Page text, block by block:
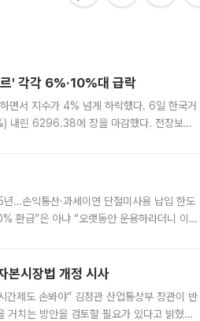
' 각각 6%·10%대 급락
면서 지수가 4% 넘게 하락했다. 6일 한국거
내린 6296.38에 장을 마감했다. 전장보다
…손익통산·과세이연 단절미사용 납입 한도
환급”은 아냐 “오랫동안 운용하라더니 이제
본시장법 개정 시사
제도 손봐야” 김정관 산업통상부 장관이 반
치는 방안을 검토할 필요가 있다고 밝혔다.